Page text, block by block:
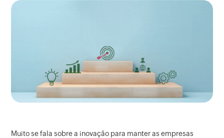
Muito se fala sobre a inovação para manter as empresas